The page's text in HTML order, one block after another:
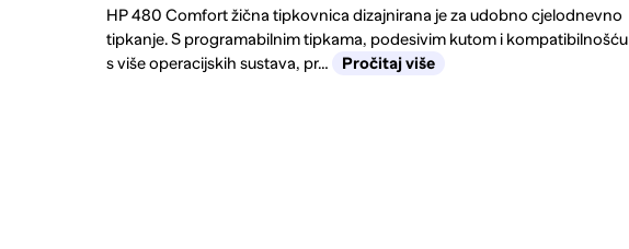
HP 480 Comfort žična tipkovnica dizajnirana je za udobno cjelodnevno
tipkanje. S programabilnim tipkama, podesivim kutom i kompatibilnošću
s više operacijskih sustava, pr…
Pročitaj više